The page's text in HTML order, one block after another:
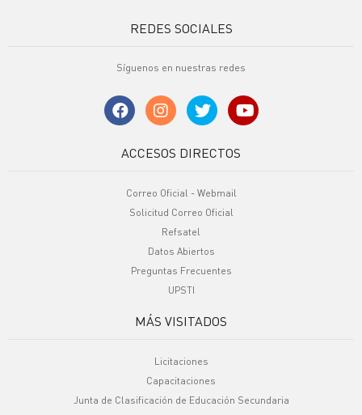
REDES SOCIALES
Síguenos en nuestras redes
ACCESOS DIRECTOS
Correo Oficial - Webmail
Solicitud Correo Oficial
Refsatel
Datos Abiertos
Preguntas Frecuentes
UPSTI
MÁS VISITADOS
Licitaciones
Capacitaciones
Junta de Clasificación de Educación Secundaria